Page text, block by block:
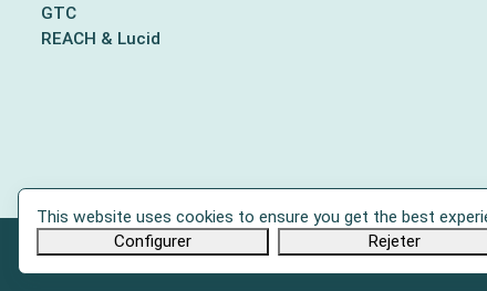
GTC
REACH & Lucid
This website uses cookies to ensure you get the best
Configurer
Rejeter